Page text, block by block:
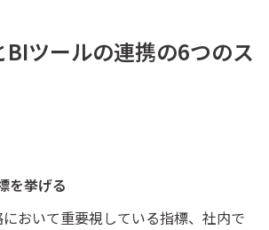
ツールの連携の6つのス
を挙げる
おいて重要視している指標、社内で